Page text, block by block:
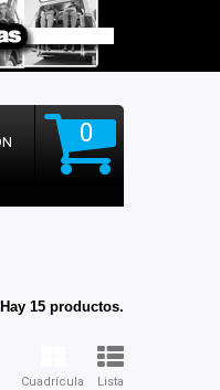
0
Hay 15 productos.
Cuadrícula Lista